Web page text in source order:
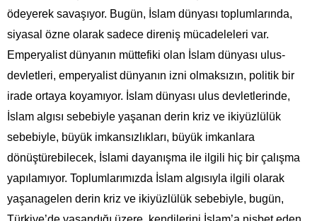
ödeyerek savaşıyor. Bugün, İslam dünyası toplumlarında,
siyasal özne olarak sadece direniş mücadeleleri var.
Emperyalist dünyanın müttefiki olan İslam dünyası ulus-
devletleri, emperyalist dünyanın izni olmaksızın, politik bir
irade ortaya koyamıyor. İslam dünyası ulus devletlerinde,
İslam algısı sebebiyle yaşanan derin kriz ve ikiyüzlülük
sebebiyle, büyük imkansızlıkları, büyük imkanlara
dönüştürebilecek, İslami dayanışma ile ilgili hiç bir çalışma
yapılamıyor. Toplumlarımızda İslam algısıyla ilgili olarak
yaşanagelen derin kriz ve ikiyüzlülük sebebiyle, bugün,